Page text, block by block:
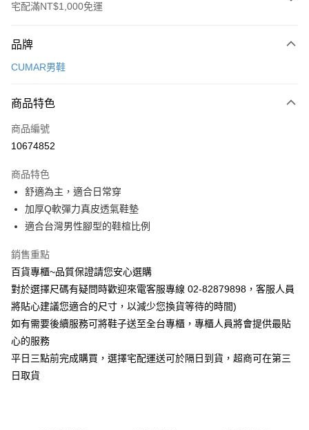
宅配滿NT$1,000免運
信用卡一次付款
Apple Pay
街口支付
宅配
每筆NT$90，滿NT$1,000(含以上)免運費
品牌
CUMAR男鞋
商品特色
商品編號
10674852
商品特色
舒適為主，適合日常穿
加厚Q軟彈力真皮透氣鞋墊
適合台灣男性腳型的鞋楦比例
銷售重點
百貨專櫃~品質保證請您安心選購
對於選擇尺碼有疑問時歡迎來電客服專線 02-82879898，客服人員
將貼心建議您適合的尺寸，以減少您換貨等待的時間)
如有需要後續服務可將鞋子送至全台專櫃，專櫃人員將會提供最貼
心的服務
平日三點前完成購買，選擇宅配運送可於隔日到貨，超商可在第三
日取貨